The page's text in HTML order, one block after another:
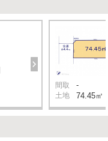
間取 -
土地 74.45㎡